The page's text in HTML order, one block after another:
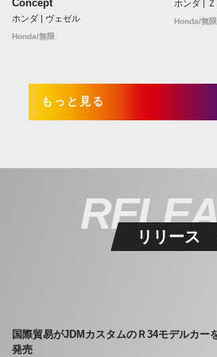
Concept
ホンダ | ヴェゼル
Honda/無限
ホンダ |
Honda/無限
もっと見る
リリース
国際貿易がJDMカスタムのＲ34モデルカー
発売